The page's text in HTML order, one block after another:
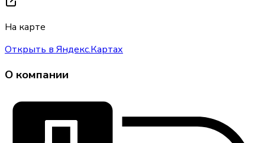
На карте
Открыть в Яндекс.Картах
О компании